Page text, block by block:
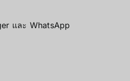
และ WhatsApp